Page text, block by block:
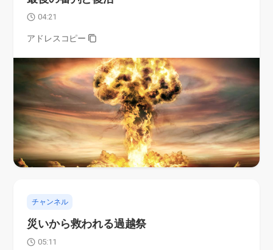
04:21
アドレスコピー
チャンネル
災いから救われる過越祭
05:11